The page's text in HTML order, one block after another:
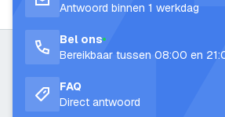
Antwoord binnen 1 werkdag
Bel ons
Bereikbaar tussen 08:00 en
FAQ
Direct antwoord